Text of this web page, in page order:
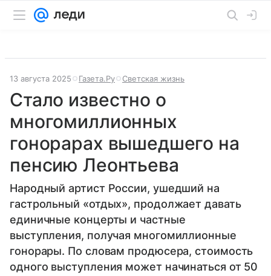
13 августа 2025 Газета.Ру Светская жизнь
Стало известно о
многомиллионных
гонорарах вышедшего на
пенсию Леонтьева
Народный артист России, ушедший на
гастрольный «отдых», продолжает давать
единичные концерты и частные
выступления, получая многомиллионные
гонорары. По словам продюсера, стоимость
одного выступления может начинаться от 50